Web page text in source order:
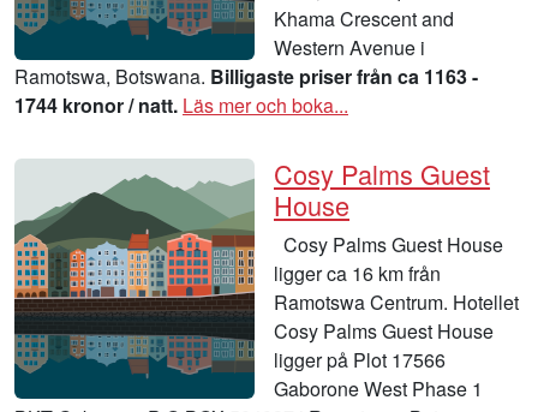
Khama Crescent and
Western Avenue i
Ramotswa, Botswana. Billigaste priser från ca 1163 -
1744 kronor / natt. Läs mer och boka...
Cosy Palms Guest
House
Cosy Palms Guest House
ligger ca 16 km från
Ramotswa Centrum. Hotellet
Cosy Palms Guest House
ligger på Plot 17566
Gaborone West Phase 1